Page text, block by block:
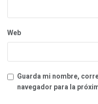
Web
Guarda mi nombre,
navegador para la